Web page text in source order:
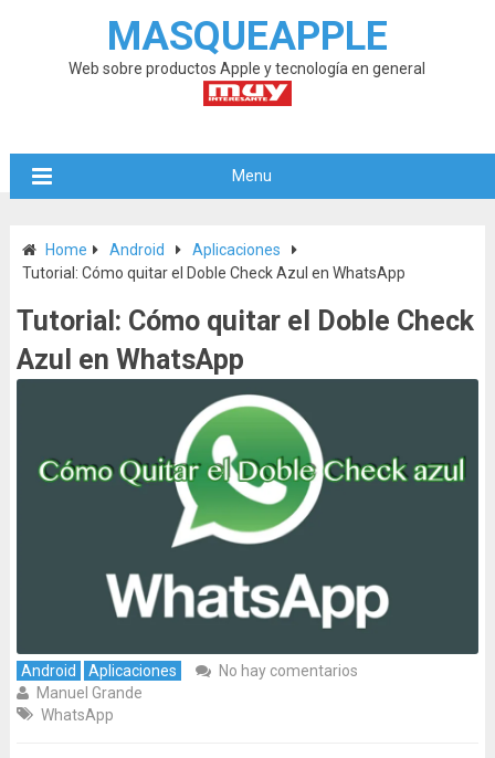
MASQUEAPPLE
Web sobre productos Apple y tecnología en general
Menu
Home Android
Aplicaciones
Tutorial: Cómo quitar el Doble Check Azul en WhatsApp
Tutorial: Cómo quitar el Doble Check
Azul en WhatsApp
Android Aplicaciones
No hay comentarios
Manuel Grande
WhatsApp